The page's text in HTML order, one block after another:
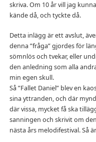
skriva. Om 10 år vill jag
kände då, och tyckte då.
Detta inlägg är ett avslut,
denna ”fråga” gjordes för
sömnlös och tvekar, eller
den anledning som alla
min egen skull.
Så ”Fallet Daniel” blev en
sina yttranden, och där
där vissa, mycket få ska
sanningen och skrivit om
nästa års melodifestival. Så